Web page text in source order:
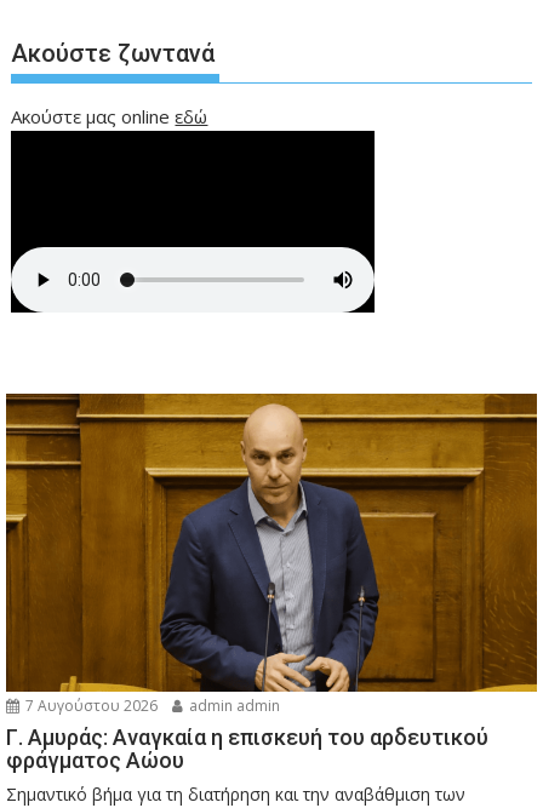
Ακούστε ζωντανά
Ακούστε μας onlineεδώ
7 Αυγούστου 2026 admin admin
Γ. Αμυράς: Αναγκαία η επισκευή του αρδευτικού
φράγματος Αώου
Σημαντικό βήμα για τη διατήρηση και την αναβάθμιση των